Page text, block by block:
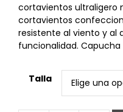
cortavientos ultraligero​
cortavientos
resistente al viento y al
funcionalidad.
Talla